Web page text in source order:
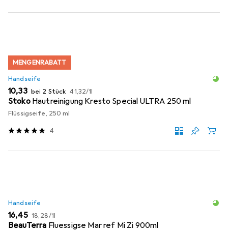
MENGENRABATT
Handseife
EUR
10,33 bei 2 Stück EUR
41,32/1l
Stoko Hautreinigung Kresto Special ULTRA 250 ml
Flüssigseife, 250 ml
4
Handseife
EUR
16,45 EUR
18,28/1l
BeauTerra Fluessigse Mar ref Mi Zi 900ml